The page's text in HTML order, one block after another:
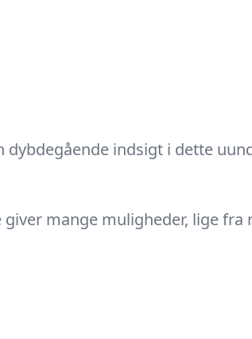
indsigt i dette
mange muligheder, lige